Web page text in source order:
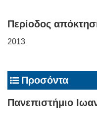
Περίοδος
2013
Προσόντα
Πανεπιστήμιο